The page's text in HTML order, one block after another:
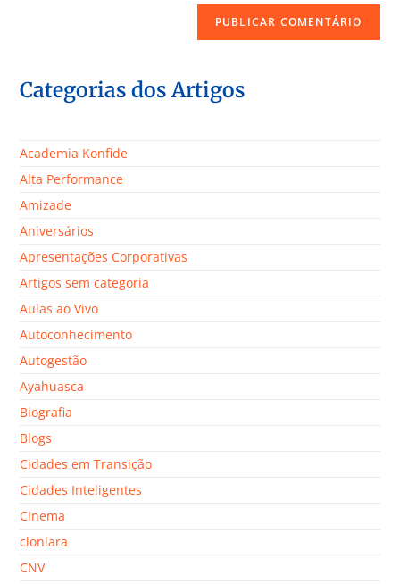
Categorias dos Artigos
Academia Konfide
Alta Performance
Amizade
Aniversários
Apresentações Corporativas
Artigos sem categoria
Aulas ao Vivo
Autoconhecimento
Autogestão
Ayahuasca
Biografia
Blogs
Cidades em Transição
Cidades Inteligentes
Cinema
clonlara
CNV